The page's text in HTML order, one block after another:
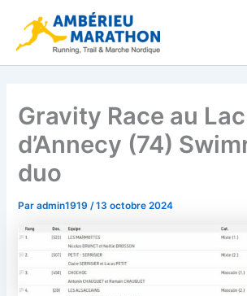
contenu
Gravity Race au Lac
d’Annecy (74)
duo
Paradmin1919/13 octobre 2024